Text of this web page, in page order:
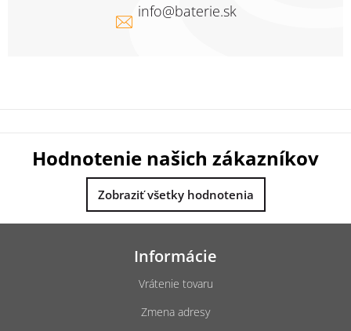
info@baterie.sk
Hodnotenie našich zákazníkov
Zobraziť všetky hodnotenia
Z
Informácie
Vrátenie tovaru
Zmena adresy